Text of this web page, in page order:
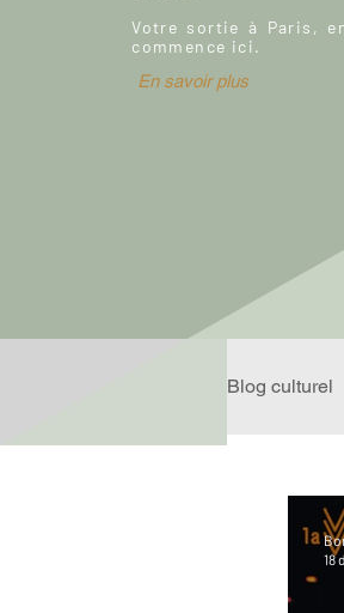
Votre sortie à Paris,
commence ici.
En savoir plus
Blog culturel
18